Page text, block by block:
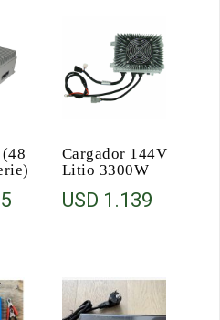
Cargador 144V
Litio 3300W
USD 1.139